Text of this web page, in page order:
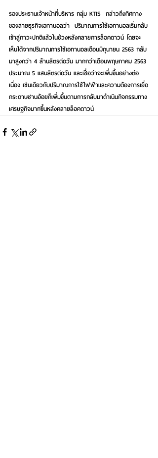
รองประธานเจ้าหน้าที่บริหาร กลุ่ม KTIS  กล่าวถึงทิศทาง
ของสายธุรกิจเอทานอลว่า  ปริมาณการใช้เอทานอลเริ่มกลับ
เข้าสู่ภาวะปกติแล้วในช่วงหลังคลายการล็อคดาวน์ โดยจะ
เห็นได้จากปริมาณการใช้เอทานอลเดือนมิถุนายน 2563 กลับ
มาสูงกว่า 4 ล้านลิตรต่อวัน มากกว่าเดือนพฤษภาคม 2563
ประมาณ 5 แสนลิตรต่อวัน และเชื่อว่าจะเพิ่มขึ้นอย่างต่อ
เนื่อง เช่นเดียวกับปริมาณการใช้ไฟฟ้าและความต้องการเยื่อ
กระดาษชานอ้อยก็เพิ่มขึ้นตามการกลับมาดำเนินกิจกรรมทาง
เศรษฐกิจมากขึ้นหลังคลายล็อคดาวน์